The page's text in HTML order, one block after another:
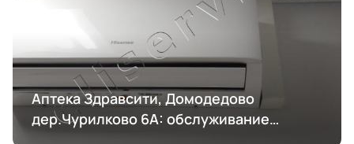
Аптека Здравсити, Домодедово
дер.Чурилково 6А: обслуживание